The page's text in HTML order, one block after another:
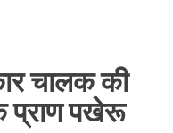
चालक की
प्राण पखेरू